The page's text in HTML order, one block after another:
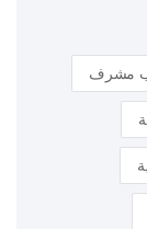
مشرف